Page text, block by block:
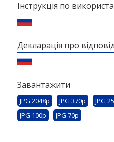
Інструкція по
Декларація про
Завантажити
JPG 2048p JPG 370p JPG
JPG 100p
JPG 70p